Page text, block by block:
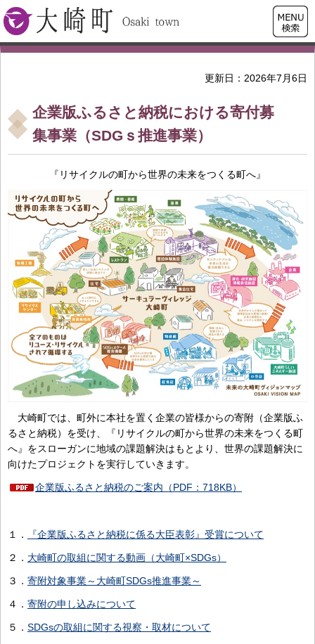
大崎町
検索・
共通メ
ニュー
更新日：2026年7月6日
企業版ふるさと納税における寄付募
集事業（SDGｓ推進事業）
『リサイクルの町から世界の未来をつくる町へ』
大崎町では、町外に本社を置く企業の皆様からの寄附（企業版ふ
るさと納税）を受け、『リサイクルの町から世界の未来をつくる町
へ』をスローガンに地域の課題解決はもとより、世界の課題解決に
向けたプロジェクトを実行していきます。
企業版ふるさと納税のご案内（PDF：718KB）
１． 『企業版ふるさと納税に係る大臣表彰』受賞について
２． 大崎町の取組に関する動画（大崎町×SDGs）
３． 寄附対象事業～大崎町SDGs推進事業～
４． 寄附の申し込みについて
５． SDGsの取組に関する視察・取材について